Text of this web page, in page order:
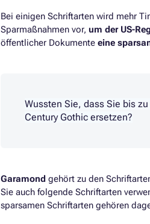
Bei einigen Schriftarten wird mehr
Sparmaßnahmen vor, um der US-
öffentlicher Dokumente eine
Wussten Sie, dass Sie bis
Century Gothic ersetzen?
Garamond gehört zu den
Sie auch folgende Schriftarten
sparsamen Schriftarten gehören